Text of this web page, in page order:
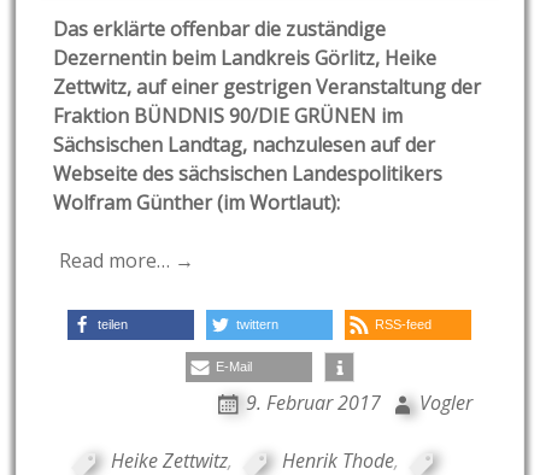
Das erklärte offenbar die zuständige
Dezernentin beim Landkreis Görlitz, Heike
Zettwitz, auf einer gestrigen Veranstaltung der
Fraktion BÜNDNIS 90/DIE GRÜNEN im
Sächsischen Landtag, nachzulesen auf der
Webseite des sächsischen Landespolitikers
Wolfram Günther (im Wortlaut):
Read more… →
teilen twittern RSS-feed
E-Mail
9. Februar 2017 Vogler
Heike Zettwitz, Henrik Thode,